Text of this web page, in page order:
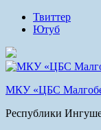
Твиттер
Ютуб
МКУ «ЦБС
Республики